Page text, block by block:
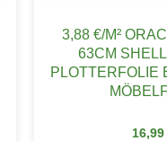
3,88 €/M²
63CM
PLOTTERFOLIE
16,99